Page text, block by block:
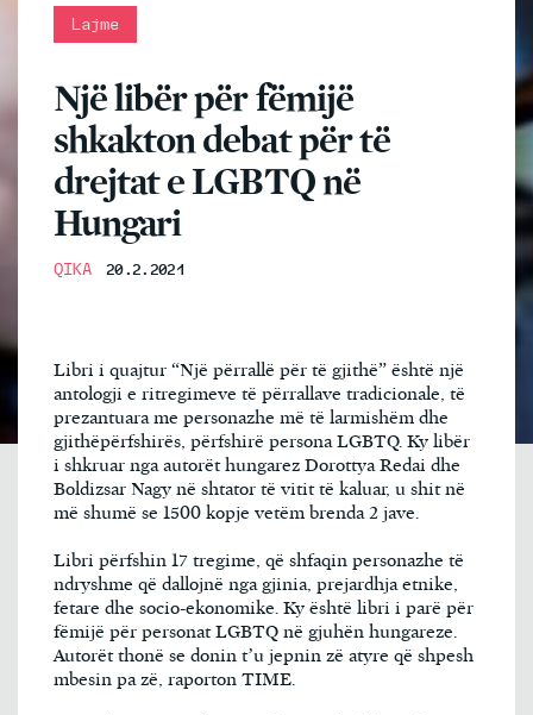
Lajme
Një libër për fëmijë
shkakton debat për të
drejtat e LGBTQ në
Hungari
QIKA 20.2.2021
Libri i quajtur “Një përrallë për të gjithë” është një
antologji e ritregimeve të përrallave tradicionale, të
prezantuara me personazhe më të larmishëm dhe
gjithëpërfshirës, përfshirë persona LGBTQ. Ky libër
i shkruar nga autorët hungarez Dorottya Redai dhe
Boldizsar Nagy në shtator të vitit të kaluar, u shit në
më shumë se 1500 kopje vetëm brenda 2 jave.
Libri përfshin 17 tregime, që shfaqin personazhe të
ndryshme që dallojnë nga gjinia, prejardhja etnike,
fetare dhe socio-ekonomike. Ky është libri i parë për
fëmijë për personat LGBTQ në gjuhën hungareze.
Autorët thonë se donin t’u jepnin zë atyre që shpesh
mbesin pa zë, raporton TIME.